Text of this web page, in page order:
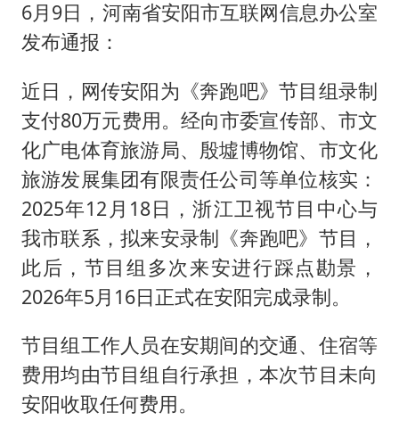
6月9日，河南省安阳市互联网信息办公室
发布通报：
近日，网传安阳为《奔跑吧》节目组录制
支付80万元费用。经向市委宣传部、市文
化广电体育旅游局、殷墟博物馆、市文化
旅游发展集团有限责任公司等单位核实：
2025年12月18日，浙江卫视节目中心与
我市联系，拟来安录制《奔跑吧》节目，
此后，节目组多次来安进行踩点勘景，
2026年5月16日正式在安阳完成录制。
节目组工作人员在安期间的交通、住宿等
费用均由节目组自行承担，本次节目未向
安阳收取任何费用。